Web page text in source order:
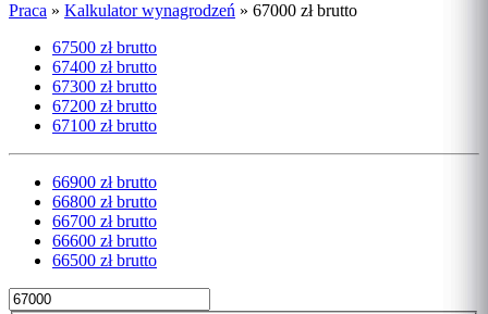
Praca » Kalkulator wynagrodzeń » 67000 zł brutto
67500 zł brutto
67400 zł brutto
67300 zł brutto
67200 zł brutto
67100 zł brutto
66900 zł brutto
66800 zł brutto
66700 zł brutto
66600 zł brutto
66500 zł brutto